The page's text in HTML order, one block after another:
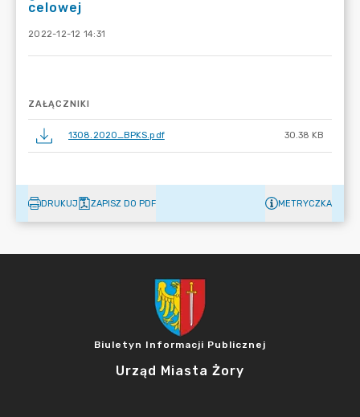
celowej
2022-12-12 14:31
ZAŁĄCZNIKI
1308.2020_BPKS.pdf 30.38 KB
DRUKUJ ZAPISZ DO PDF METRYCZKA
Biuletyn Informacji Publicznej
Urząd Miasta Żory